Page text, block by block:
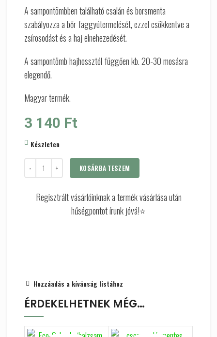
A sampontömbben található csalán és borsmenta
szabályozza a bőr faggyútermelését, ezzel csökkentve a
zsírosodást és a haj elnehezedését.
A sampontömb hajhossztól függően kb. 20-30 mosásra
elegendő.
Magyar termék.
3 140 Ft
Készleten
KOSÁRBA TESZEM
Regisztrált vásárlóinknak a termék vásárlása után
hűségpontot írunk jóvá!⭐
Hozzáadás a kívánság listához
ÉRDEKELHETNEK MÉG…